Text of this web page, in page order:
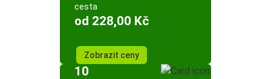
cesta
od 228,00 Kč
Zobrazit ceny
10